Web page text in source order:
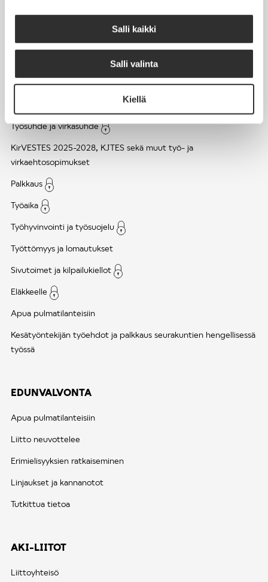
Salli kaikki
Salli valinta
Kiellä
JOBI
TYÖELÄMÄOPAS
Työsuhde ja virkasuhde
KirVESTES 2025-2028, KJTES sekä muut työ- ja
virkaehtosopimukset
Palkkaus
Työaika
Työhyvinvointi ja työsuojelu
Työttömyys ja lomautukset
Sivutoimet ja kilpailukiellot
Eläkkeelle
Apua pulmatilanteisiin
Kesätyöntekijän työehdot ja palkkaus seurakuntien hengellisessä
työssä
EDUNVALVONTA
Apua pulmatilanteisiin
Liitto neuvottelee
Erimielisyyksien ratkaiseminen
Linjaukset ja kannanotot
Tutkittua tietoa
AKI-LIITOT
Liittoyhteisö